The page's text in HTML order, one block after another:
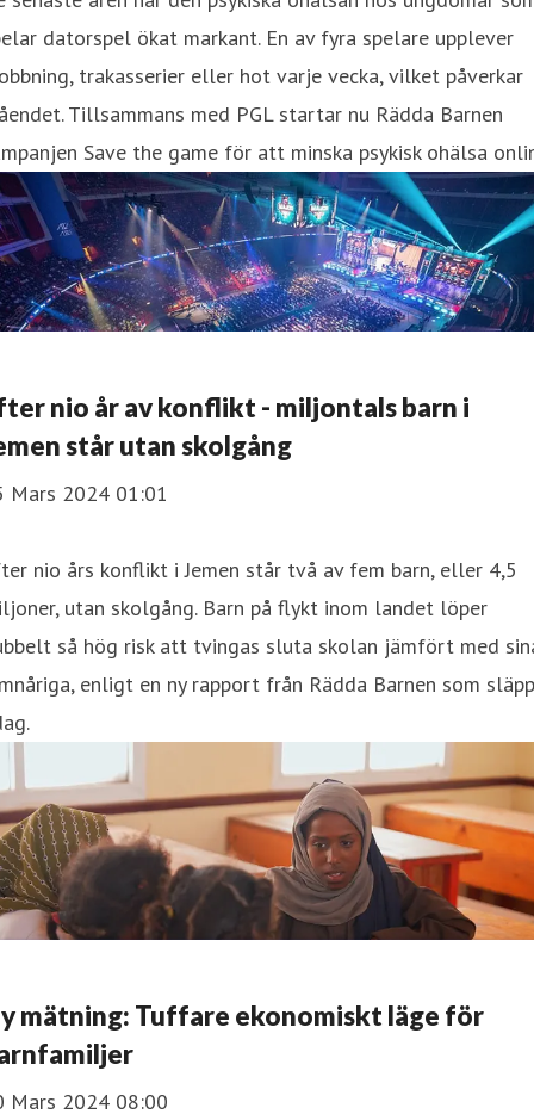
datorspel ökat markant. En av fyra spelare upplever
trakasserier eller hot varje vecka, vilket påverkar
Tillsammans med PGL startar nu Rädda Barnen
Save the game för att minska psykisk ohälsa
nio år av konflikt - miljontals barn i
står utan skolgång
Mars 2024 01:01
nio års konflikt i Jemen står två av fem barn, eller 4,5
utan skolgång. Barn på flykt inom landet löper
så hög risk att tvingas sluta skolan jämfört med
enligt en ny rapport från Rädda Barnen som
mätning: Tuffare ekonomiskt läge för
Mars 2024 08:00